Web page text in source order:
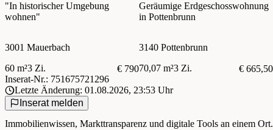
"In historischer Umgebung
wohnen"
3001 Mauerbach
60 m²3 Zi. € 790
Geräumige Erdgeschosswohnung
in Pottenbrunn
3140 Pottenbrunn
70,07 m²3 Zi.
€ 665,50
Inserat-Nr.: 751675721296
Letzte Änderung: 01.08.2026, 23:53 Uhr
Inserat melden
Immobilienwissen, Markttransparenz und digitale Tools an einem Ort.